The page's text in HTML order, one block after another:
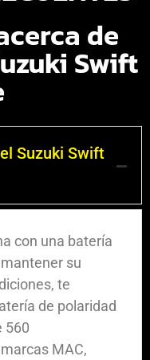
de
Swift
Suzuki Swift
con una batería
su
te
de polaridad
560
MAC,